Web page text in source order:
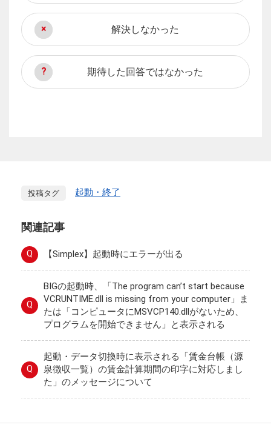
解決しなかった
期待した回答ではなかった
投稿タグ 起動・終了
関連記事
Q 【Simplex】起動時にエラーが出る
Q
BIGの起動時、「The program can’t start because
VCRUNTIME.dll is missing from your computer」ま
たは「コンピュータにMSVCP140.dllがないため、
プログラムを開始できません」と表示される
Q
起動・データ切換時に表示される「賃金台帳（源
泉徴収一覧）の賃金計算期間の印字に対応しまし
た」のメッセージについて